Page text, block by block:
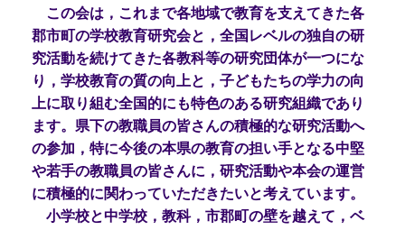
この会は，これまで各地域で教育を支えてきた各
郡市町の学校教育研究会と，全国レベルの独自の研
究活動を続けてきた各教科等の研究団体が一つにな
り，学校教育の質の向上と， 子どもたちの学力の向
上に取り組む全国的にも特色のある研究組織であり
ます。県下の教職員の皆さんの積極的な研究活動へ
の参加，特に今後の本県の教育の担い手となる中堅
や若手の教職員の皆さんに， 研究活動や本会の運営
に積極的に関わっていただきたいと考えています。
小学校と中学校，教科，市郡町の壁を越えて，ベ